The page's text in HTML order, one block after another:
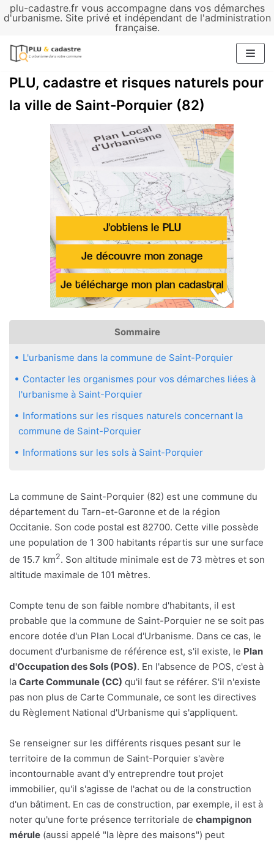
plu-cadastre.fr vous accompagne dans vos démarches
d'urbanisme. Site privé et indépendant de l'administration
française.
Aller
contenu
PLU, cadastre et risques naturels pour
la ville de Saint-Porquier (82)
Sommaire
L'urbanisme dans la commune de Saint-Porquier
Contacter les organismes pour vos démarches liées à
l'urbanisme à Saint-Porquier
Informations sur les risques naturels concernant la
commune de Saint-Porquier
Informations sur les sols à Saint-Porquier
La commune de Saint-Porquier (82) est une commune du
département du Tarn-et-Garonne et de la région
Occitanie. Son code postal est 82700. Cette ville possède
une population de 1 300 habitants répartis sur une surface
de 15.7 km2. Son altitude minimale est de 73 mètres et son
altitude maximale de 101 mètres.
Compte tenu de son faible nombre d'habitants, il est
probable que la commune de Saint-Porquier ne se soit pas
encore dotée d'un Plan Local d'Urbanisme. Dans ce cas, le
document d'urbanisme de référence est, s'il existe, le Plan
d'Occupation des Sols (POS). En l'absence de POS, c'est à
la Carte Communale (CC) qu'il faut se référer. S'il n'existe
pas non plus de Carte Communale, ce sont les directives
du Règlement National d'Urbanisme qui s'appliquent.
Se renseigner sur les différents risques pesant sur le
territoire de la commun de Saint-Porquier s'avère
incontournable avant d'y entreprendre tout projet
immobilier, qu'il s'agisse de l'achat ou de la construction
d'un bâtiment. En cas de construction, par exemple, il est à
noter qu'une forte présence territoriale de champignon
mérule (aussi appelé "la lèpre des maisons") peut